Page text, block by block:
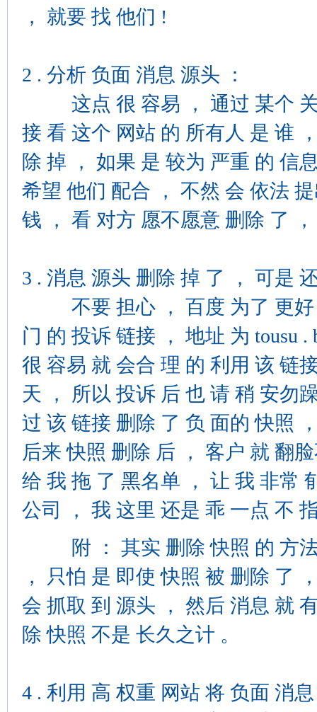
， 就要 找 他们 !
2 . 分析 负面 消息 源头 ：
这点 很 容易 ， 通过 某个 关
接 看 这个 网站 的 所有人 是 谁
除 掉 ， 如果 是 较为 严重 的 信
希望 他们 配合 ， 不然 会 依法
钱 ， 看 对方 愿不愿意 删除 了
3 . 消息 源头 删除 掉 了 ， 可是
不要 担心 ， 百度 为了 更好
门 的 投诉 链接 ， 地址 为 tousu
很 容易 就 会合 理 的 利用 该 链
天 ， 所以 投诉 后 也 请 稍 安勿
过 该 链接 删除 了 负 面的 快照
后来 快照 删除 后 ， 客户 就 翻
给 我 拖 了 黑名单 ， 让 我 非常
公司 ， 我 这里 还是 乖 一点 不
附 ： 其实 删除 快照 的 方法
， 只怕 是 即使 快照 被 删除 了
会 抓取 到 源头 ， 然后 消息 就
除 快照 不是 长久之计 。
4 . 利用 高 权重 网站 将 负面 消